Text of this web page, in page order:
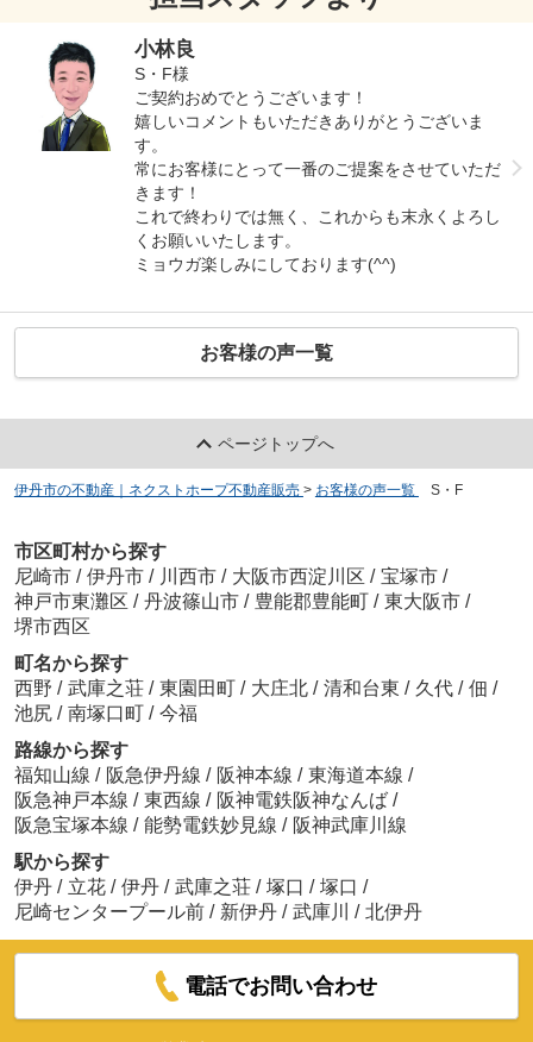
小林良
S・F様
ご契約おめでとうございます！
嬉しいコメントもいただきありがとうございま
す。
常にお客様にとって一番のご提案をさせていただ
きます！
これで終わりでは無く、これからも末永くよろし
くお願いいたします。
ミョウガ楽しみにしております(^^)
お客様の声一覧
ページトップへ
伊丹市の不動産｜ネクストホープ不動産販売 > お客様の声一覧 S・F
市区町村から探す
尼崎市 / 伊丹市 / 川西市 / 大阪市西淀川区 / 宝塚市 /
神戸市東灘区 / 丹波篠山市 / 豊能郡豊能町 / 東大阪市 /
堺市西区
町名から探す
西野 / 武庫之荘 / 東園田町 / 大庄北 / 清和台東 / 久代 / 佃 /
池尻 / 南塚口町 / 今福
路線から探す
福知山線 / 阪急伊丹線 / 阪神本線 / 東海道本線 /
阪急神戸本線 / 東西線 / 阪神電鉄阪神なんば /
阪急宝塚本線 / 能勢電鉄妙見線 / 阪神武庫川線
駅から探す
伊丹 / 立花 / 伊丹 / 武庫之荘 / 塚口 / 塚口 /
尼崎センタープール前 / 新伊丹 / 武庫川 / 北伊丹
電話でお問い合わせ